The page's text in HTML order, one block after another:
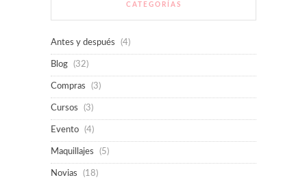
CATEGORÍAS
Antes y después (4)
Blog (32)
Compras (3)
Cursos (3)
Evento (4)
Maquillajes (5)
Novias (18)